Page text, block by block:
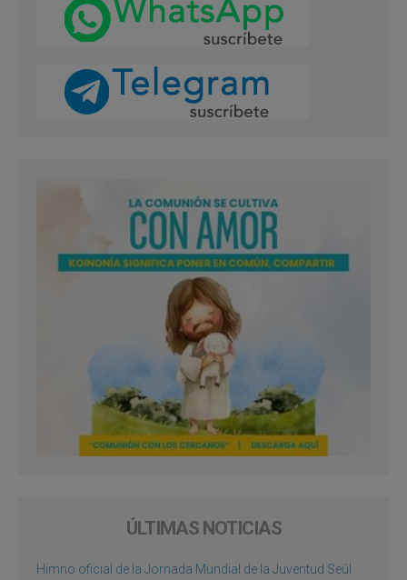
ÚLTIMAS NOTICIAS
Himno oficial de la Jornada Mundial de la Juventud Seúl